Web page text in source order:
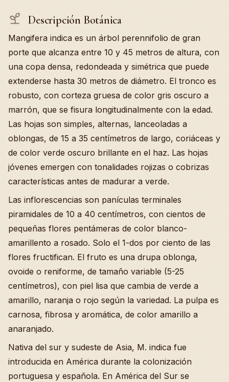
Descripción Botánica
Mangifera indica es un árbol perennifolio de gran
porte que alcanza entre 10 y 45 metros de altura, con
una copa densa, redondeada y simétrica que puede
extenderse hasta 30 metros de diámetro. El tronco es
robusto, con corteza gruesa de color gris oscuro a
marrón, que se fisura longitudinalmente con la edad.
Las hojas son simples, alternas, lanceoladas a
oblongas, de 15 a 35 centímetros de largo, coriáceas y
de color verde oscuro brillante en el haz. Las hojas
jóvenes emergen con tonalidades rojizas o cobrizas
características antes de madurar a verde.
Las inflorescencias son panículas terminales
piramidales de 10 a 40 centímetros, con cientos de
pequeñas flores pentámeras de color blanco-
amarillento a rosado. Solo el 1-dos por ciento de las
flores fructifican. El fruto es una drupa oblonga,
ovoide o reniforme, de tamaño variable (5-25
centímetros), con piel lisa que cambia de verde a
amarillo, naranja o rojo según la variedad. La pulpa es
carnosa, fibrosa y aromática, de color amarillo a
anaranjado.
Nativa del sur y sudeste de Asia, M. indica fue
introducida en América durante la colonización
portuguesa y española. En América del Sur se